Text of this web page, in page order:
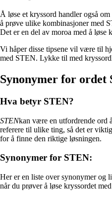
Å løse et kryssord handler også
å prøve ulike kombinasjoner med
Det er en del av moroa med å løse
Vi håper disse tipsene vil være til
med STEN. Lykke til med
Synonymer for ordet
Hva betyr STEN?
STENkan være en utfordrende ord
referere til ulike ting, så det er
for å finne den riktige løsningen.
Synonymer for STEN:
Her er en liste over synonymer og
når du prøver å løse kryssordet